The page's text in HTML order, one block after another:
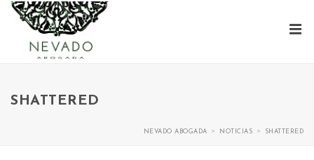
SHATTERED
NEVADO ABOGADA > NOTICIAS > SHATTERED